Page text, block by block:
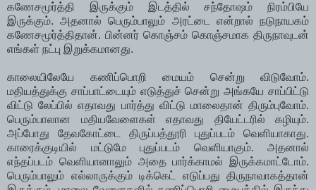
கணேசமூர்த்தி இருக்கும் இடத்தில் சந்தோஷம் நிரம்பியே
இருக்கும். அதனால் பெரும்பாலும் அரட்டை என்றால் நடுநாயகம்
கணேசமூர்த்திதான். பின்னர் கொஞ்சம் கொஞ்சமாக திருநாவுடன்
எங்கள் நட்பு இறுக்கமானது.
காலையிலேயே கணிப்பொறி மையம் சென்று விடுவோம்.
மதியத்துக்கு சாப்பாட்டையும் எடுத்துச் சென்று அங்கயே சாப்பிட்டு
விட்டு லேப்பில் எதாவது பார்த்து விட்டு மாலைதான் திரும்புவோம்.
பெரும்பாலான மதியவேளைகள் எதாவது தியேட்டரில் கழியும்.
அப்போது தேவகோட்டை திருப்பத்தூரி புதுப்படம் வெளியாகாது.
காரைக்குடியில் மட்டுமே புதுப்படம் வெளியாகும். அதனால்
எந்தப்படம் வெளியானாலும் அதை பார்க்காமல் இருக்கமாட்டோம்.
பெரும்பாலும் எல்லாருக்கும் டிக்கெட் எடுப்பது திருநாவாகத்தான்